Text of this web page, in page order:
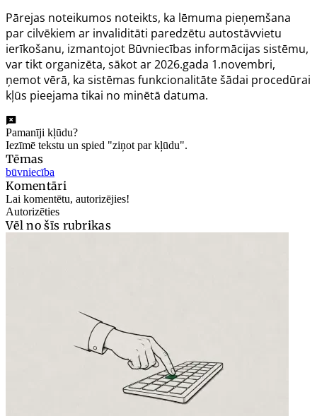
Pārejas noteikumos noteikts, ka lēmuma pieņemšana
par cilvēkiem ar invaliditāti paredzētu autostāvvietu
ierīkošanu, izmantojot Būvniecības informācijas sistēmu,
var tikt organizēta, sākot ar 2026.gada 1.novembri,
ņemot vērā, ka sistēmas funkcionalitāte šādai procedūrai
kļūs pieejama tikai no minētā datuma.
Pamanīji kļūdu?
Iezīmē tekstu un spied "ziņot par kļūdu".
Tēmas
būvniecība
Komentāri
Lai komentētu, autorizējies!
Autorizēties
Vēl no šīs rubrikas